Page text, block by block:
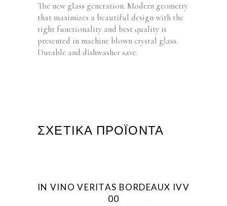
The new glass generation. Modern geometry
that maximizes a beautiful design with the
right functionality and best quality is
presented in machine blown crystal glass.
Durable and dishwasher save.
ΣΧΕΤΙΚΆ ΠΡΟΪΌΝΤΑ
IN VINO VERITAS BORDEAUX IVV
00